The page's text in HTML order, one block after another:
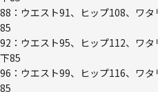
88：ウエスト91、ヒップ108、ワ
85
92：ウエスト95、ヒップ112、ワ
下85
96：ウエスト99、ヒップ116、ワ
85